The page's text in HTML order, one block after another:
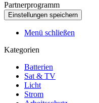
Partnerprogramm
Menü schließen
Kategorien
Batterien
Sat & TV
Licht
Strom